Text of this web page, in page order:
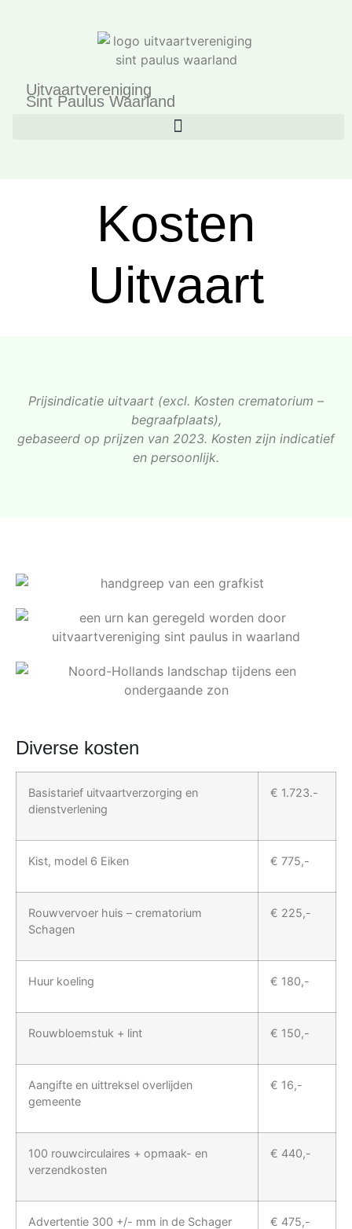
Uitvaartvereniging
Sint Paulus Waarland
Kosten
Uitvaart
Prijsindicatie uitvaart (excl. Kosten crematorium –
begraafplaats),
gebaseerd op prijzen van 2023. Kosten zijn indicatief
en persoonlijk.
Diverse kosten
Basistarief uitvaartverzorging en
dienstverlening
€ 1.723.-
Kist, model 6 Eiken € 775,-
Rouwvervoer huis – crematorium
Schagen
€ 225,-
Huur koeling € 180,-
Rouwbloemstuk + lint € 150,-
Aangifte en uittreksel overlijden
gemeente
€ 16,-
100 rouwcirculaires + opmaak- en
verzendkosten
€ 440,-
Advertentie 300 +/- mm in de Schager
€ 475,-